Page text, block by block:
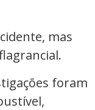
mas
foram